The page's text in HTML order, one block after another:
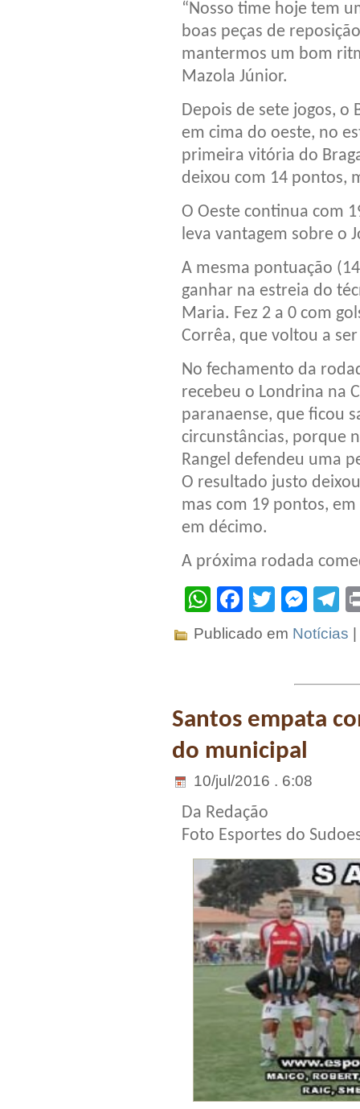
“Nosso time hoje tem
boas peças de
mantermos um bom
Mazola Júnior.
Depois de sete jogos, o
em cima do oeste, no
primeira vitória do
deixou com 14 pontos,
O Oeste continua com
leva vantagem sobre o
A mesma pontuação
ganhar na estreia do
Maria. Fez 2 a 0 com
Corrêa, que voltou a
No fechamento da
recebeu o Londrina na
paranaense, que ficou
circunstâncias, porque
Rangel defendeu uma
O resultado justo
mas com 19 pontos,
em décimo.
A próxima rodada
WhatsApp
Facebook
Twitter
Publicado em Notícias
Santos empata
do municipal
10/jul/2016 . 6:08
Da Redação
Foto Esportes do